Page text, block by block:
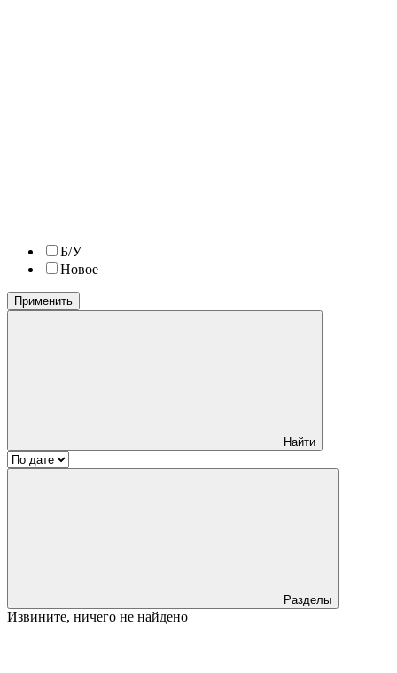
Б/У
Новое
Применить
Найти
Разделы
Извините, ничего не найдено